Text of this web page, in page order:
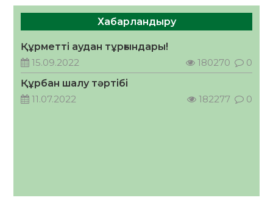
азаматтың міндеті
Руслан Рүстемұлы облыс әкімінің
кеңесшісі болып тағайындалды
05.08.2026
67 0
Хабарландыру
Құрметті аудан тұрғындары!
15.09.2022
180270
0
Құрбан шалу тәртібі
11.07.2022
182277 0